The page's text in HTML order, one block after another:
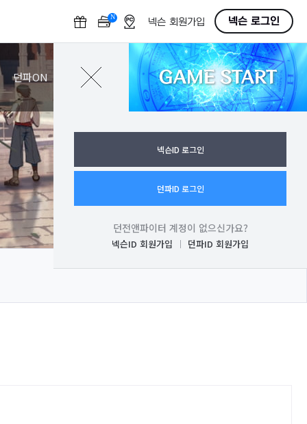
N
F
넥슨 회원가입 넥슨 로그인
던파ON GAME START
로그인
넥슨ID 로그인
던파ID 로그인
던전앤파이터 계정이 없으신가요?
넥슨ID 회원가입 던파ID 회원가입